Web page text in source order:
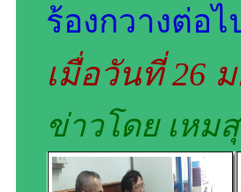
ร้องกวางต่อไ
เมื่อวันที่ 26
ข่าวโดย เหม